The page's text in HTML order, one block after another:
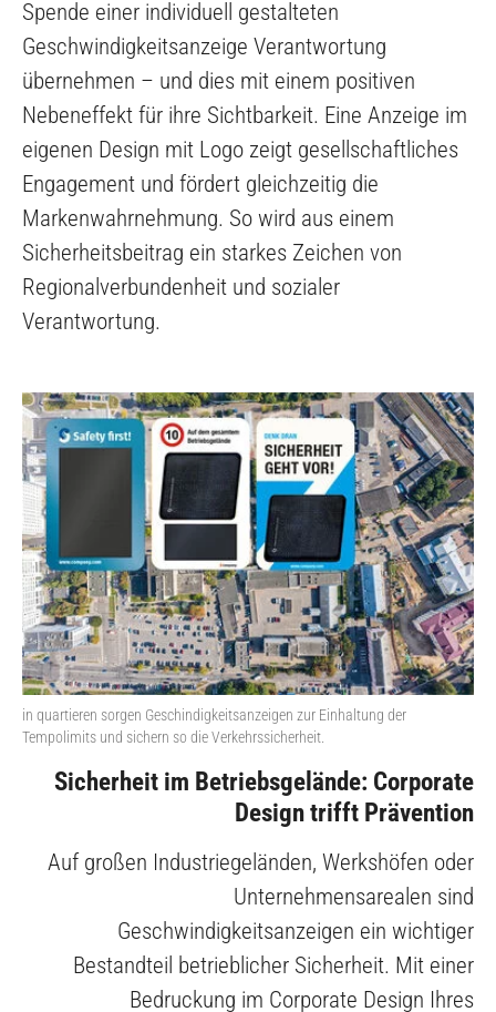
Spende einer individuell gestalteten
Geschwindigkeitsanzeige Verantwortung
übernehmen – und dies mit einem positiven
Nebeneffekt für ihre Sichtbarkeit. Eine Anzeige im
eigenen Design mit Logo zeigt gesellschaftliches
Engagement und fördert gleichzeitig die
Markenwahrnehmung. So wird aus einem
Sicherheitsbeitrag ein starkes Zeichen von
Regionalverbundenheit und sozialer
Verantwortung.
in quartieren sorgen Geschindigkeitsanzeigen zur Einhaltung der
Tempolimits und sichern so die Verkehrssicherheit.
Sicherheit im Betriebsgelände: Corporate
Design trifft Prävention
Auf großen Industriegeländen, Werkshöfen oder
Unternehmensarealen sind
Geschwindigkeitsanzeigen ein wichtiger
Bestandteil betrieblicher Sicherheit. Mit einer
Bedruckung im Corporate Design Ihres